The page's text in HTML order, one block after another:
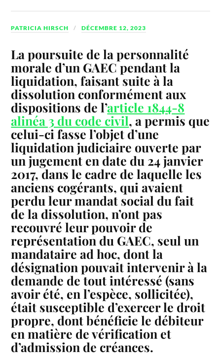
PATRICIA HIRSCH DÉCEMBRE 12, 2023
La poursuite de la personnalité
morale d’un GAEC pendant la
liquidation, faisant suite à la
dissolution conformément aux
dispositions de l’article 1844-8
alinéa 3 du code civil, a permis que
celui-ci fasse l’objet d’une
liquidation judiciaire ouverte par
un jugement en date du 24 janvier
2017, dans le cadre de laquelle les
anciens cogérants, qui avaient
perdu leur mandat social du fait
de la dissolution, n’ont pas
recouvré leur pouvoir de
représentation du GAEC, seul un
mandataire ad hoc, dont la
désignation pouvait intervenir à la
demande de tout intéressé (sans
avoir été, en l’espèce, sollicitée),
était susceptible d’exercer le droit
propre, dont bénéficie le débiteur
en matière de vérification et
d’admission de créances.